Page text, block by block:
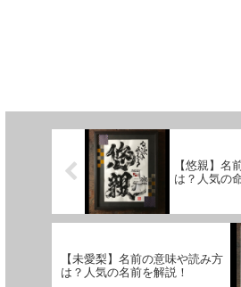
【悠親】名
は？人気の
【未愛梨】名前の意味や読み方
は？人気の名前を解説！